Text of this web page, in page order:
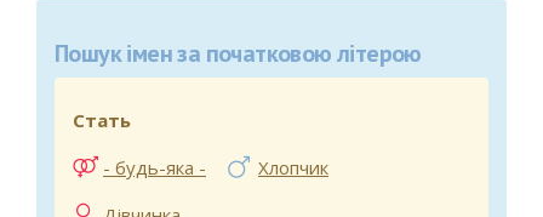
Пошук імен за початковою літерою
Стать
- будь-яка -
Хлопчик